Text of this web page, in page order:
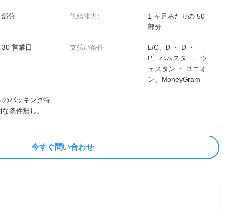
部分 供給能力:
1 ヶ月あたりの 50
部分
30 営業日 支払い条件:
L/C、D ・ D ・
P、ハムスター、ウ
ェスタン ・ ユニオ
ン、MoneyGram
のパッキング特
な条件無し。
今すぐ問い合わせ